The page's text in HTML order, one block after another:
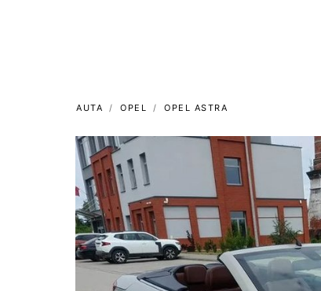
AUTA OPEL OPEL ASTRA